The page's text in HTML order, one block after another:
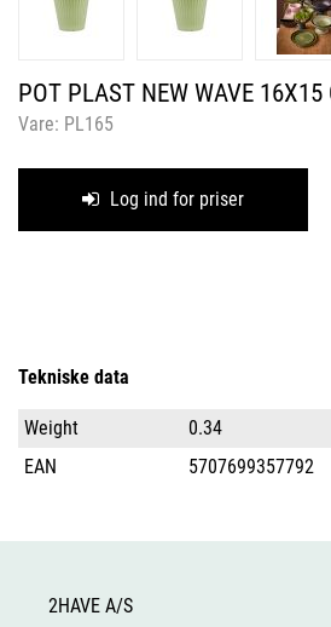
POT PLAST NEW WAVE 16X15
Vare: PL165
Log ind for priser
Tekniske data
Weight
0.34
EAN
5707699357792
2HAVE A/S